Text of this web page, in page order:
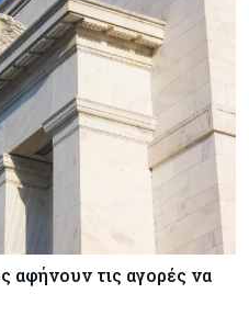
αφήνουν τις αγορές να